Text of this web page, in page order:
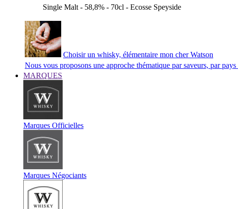
Single Malt - 58,8% - 70cl - Ecosse Speyside
Choisir un whisky, élémentaire mon cher Watson
Nous vous proposons une approche thématique par saveurs, par
MARQUES
Marques Officielles
Marques Négociants